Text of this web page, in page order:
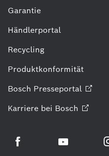
Garantie
Händlerportal
Recycling
Produktkonformität
Bosch Presseportal
Karriere bei Bosch